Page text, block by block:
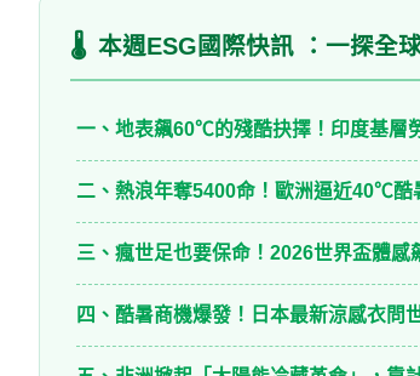
🌡️ 本週ESG國際快訊 ：一探全
一、地表飆60℃的殘酷抉擇！印度基層
二、熱浪年奪5400命！歐洲逼近40℃酷
三、瘋世足也要保命！2026世界盃體
四、酷暑商機爆發！日本最新涼感衣